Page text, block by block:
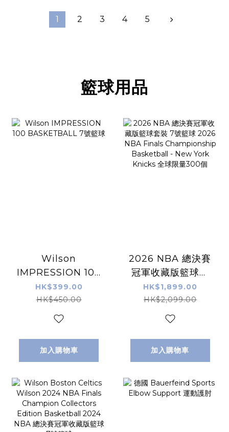
1 2 3 4 5
籃球用品
Wilson
IMPRESSION 100
BASKETBALL 7號
籃球
HK$399.00
HK$450.00
加入購物車
2026 NBA 總決賽
冠軍收藏版籃球套
裝 7號籃球 2026
NBA Finals
Championship
New York Knicks
全球限量300個
HK$1,899.00
HK$2,099.00
加入購物車